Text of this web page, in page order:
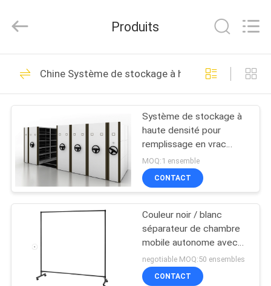
MAISON
PRODUITS
SUJET
NOUS
VISITE
Rights
by
rayonnage industriel
en fil de fer
61
Étagères grillagées
commerciales
155
Produits
Chine Système de stockage à haute densité
Système de stockage à
haute densité pour
remplissage en vrac
mécanique à 4 baies
avec surface revêtue de
poudre époxy
MOQ:1 ensemble
CONTACT
Couleur noir / blanc
séparateur de chambre
mobile autonome avec
rideau pour le médical
negotiable MOQ:50 ensembles
CONTACT